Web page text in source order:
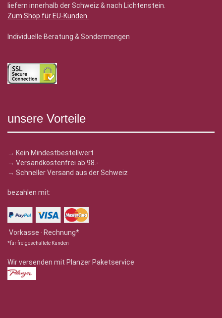
liefern innerhalb der Schweiz & nach Lichtenstein.
Zum Shop für EU-Kunden
Individuelle Beratung & Sondermengen
unsere Vorteile
→ Kein Mindestbestellwert
→ Versandkostenfrei ab 98.-
→ Schneller Versand aus der Schweiz
bezahlen mit:
Vorkasse · Rechnung*
*für freigeschaltete Kunden
Wir versenden mit Planzer Paketservice